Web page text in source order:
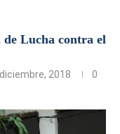
de Lucha contra el
2018
0